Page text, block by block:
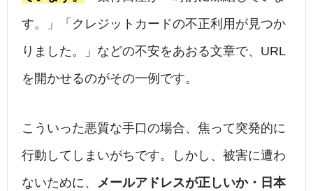
す。」「クレジットカードの不正利用が見つか
りました。」などの不安をあおる文章で、URL
を開かせるのがその一例です。
こういった悪質な手口の場合、焦って突発的に
行動してしまいがちです。しかし、被害に遭わ
ないために、 メールアドレスが正しいか・日本